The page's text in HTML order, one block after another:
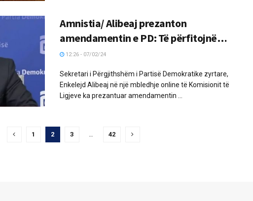
Amnistia/ Alibeaj prezanton
amendamentin e PD: Të përfitojnë…
12:26 - 07/02/24
Sekretari i Përgjithshëm i Partisë Demokratike zyrtare,
Enkelejd Alibeaj në një mbledhje online të Komisionit të
Ligjeve ka prezantuar amendamentin ...
1 2 3 … 42